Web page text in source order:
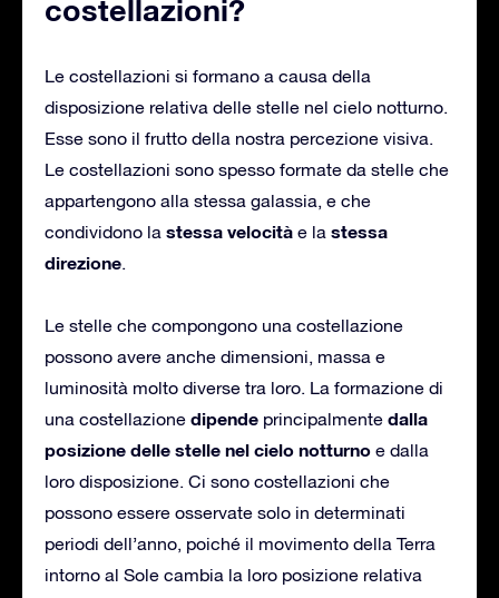
costellazioni?
Le costellazioni si formano a causa della
disposizione relativa delle stelle nel cielo notturno.
Esse sono il frutto della nostra percezione visiva.
Le costellazioni sono spesso formate da stelle che
appartengono alla stessa galassia, e che
condividono la stessa velocità e la stessa
direzione.
Le stelle che compongono una costellazione
possono avere anche dimensioni, massa e
luminosità molto diverse tra loro. La formazione di
una costellazione dipende principalmente dalla
posizione delle stelle nel cielo notturno e dalla
loro disposizione. Ci sono costellazioni che
possono essere osservate solo in determinati
periodi dell’anno, poiché il movimento della Terra
intorno al Sole cambia la loro posizione relativa